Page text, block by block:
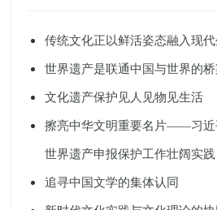
传统文化正以鲜活姿态融入现
世界遗产是联通中国与世界的
文化遗产保护见人见物见生活
擦亮中华文明重要名片——习近
世界遗产申报保护工作壮阔实践
追寻中国文学的集体认同